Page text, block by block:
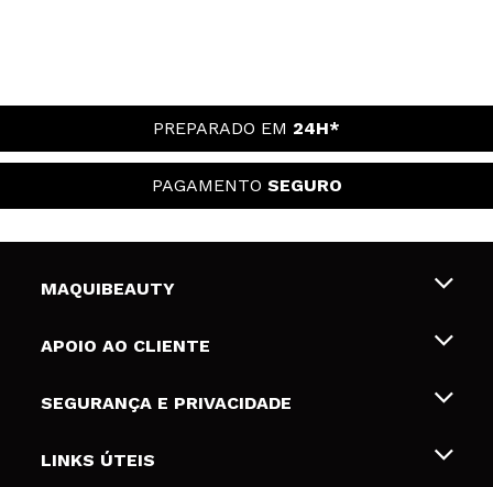
PREPARADO EM 24H*
PAGAMENTO SEGURO
MAQUIBEAUTY
Sobre nós
Gift Cards
APOIO AO CLIENTE
Envios e Devoluções
Formas de pagamento
SEGURANÇA E PRIVACIDADE
Termos e Privacidade
LINKS ÚTEIS